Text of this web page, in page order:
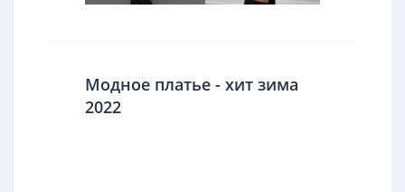
Модное платье - хит зима
2022